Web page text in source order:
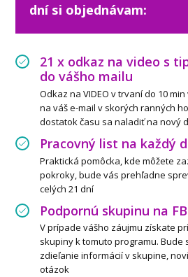
dní si objednávam:
21 x odkaz na video s
do vášho mailu
Odkaz na VIDEO v trvaní do 10
na váš e-mail v skorých ranných
dostatok času sa naladiť na nový
Pracovný list na každý
Praktická pomôcka, kde môžete
pokroky, bude vás prehľadne
celých 21 dní
Podpornú skupinu na FB
V prípade vášho záujmu získate
skupiny k tomuto programu.
zdieľanie informácií v skupine,
otázok